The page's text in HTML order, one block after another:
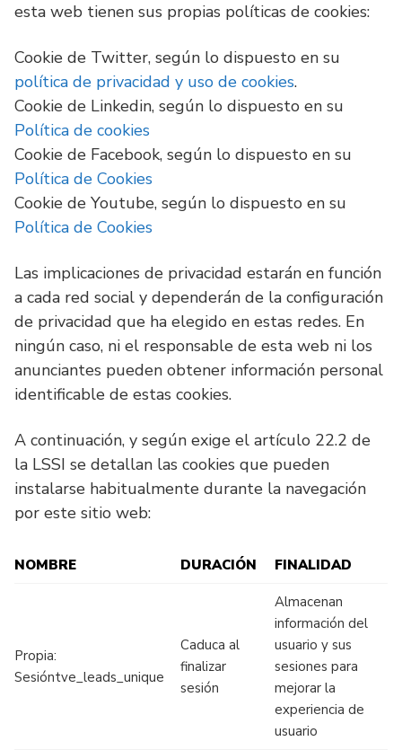
esta web tienen sus propias políticas de cookies:
Cookie de Twitter, según lo dispuesto en su
política de privacidad y uso de cookies.
Cookie de Linkedin, según lo dispuesto en su
Política de cookies
Cookie de Facebook, según lo dispuesto en su
Política de Cookies
Cookie de Youtube, según lo dispuesto en su
Política de Cookies
Las implicaciones de privacidad estarán en función
a cada red social y dependerán de la configuración
de privacidad que ha elegido en estas redes. En
ningún caso, ni el responsable de esta web ni los
anunciantes pueden obtener información personal
identificable de estas cookies.
A continuación, y según exige el artículo 22.2 de
la LSSI se detallan las cookies que pueden
instalarse habitualmente durante la navegación
por este sitio web:
NOMBRE DURACIÓN FINALIDAD
Propia:
Sesióntve_leads_unique
Caduca al
finalizar
sesión
Almacenan
información del
usuario y sus
sesiones para
mejorar la
experiencia de
usuario